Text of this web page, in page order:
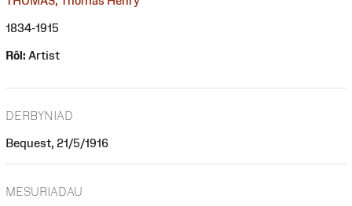
1834-1915
Rôl: Artist
DERBYNIAD
Bequest, 21/5/1916
MESURIADAU